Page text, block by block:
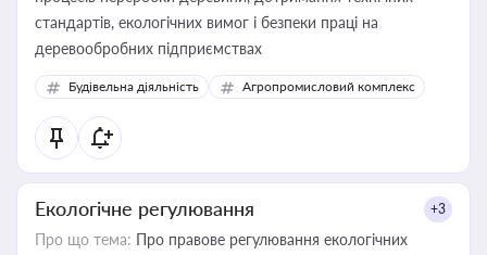
стандартів, екологічних вимог і безпеки праці на
деревообробних підприємствах
Будівельна діяльність Агропромисловий комплекс
Екологічне регулювання +3
Про що тема: Про правове регулювання екологічних